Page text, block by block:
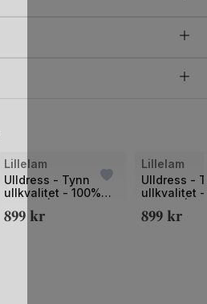
Lillelam
Ulldress - Tynn
ullkvalitet - 100%
Sparkedress Tynn
899 kr
Lillelam
Ulldress -
ullkvalitet -
899 kr